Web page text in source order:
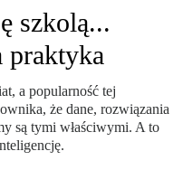
szkolą...
praktyka
a popularność tej
że dane, rozwiązania
są tymi właściwymi. A to